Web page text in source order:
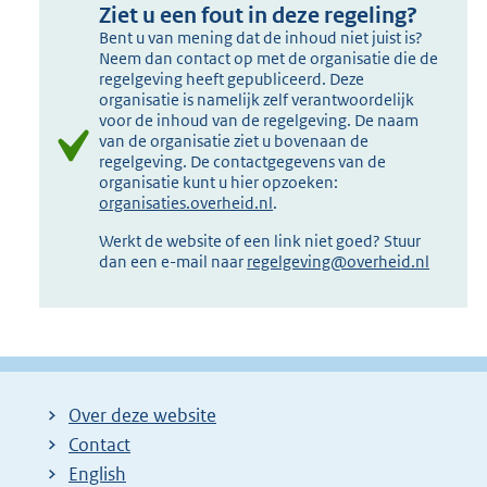
Ziet u een fout in deze regeling?
Bent u van mening dat de inhoud niet juist is?
Neem dan contact op met de organisatie die de
regelgeving heeft gepubliceerd. Deze
organisatie is namelijk zelf verantwoordelijk
voor de inhoud van de regelgeving. De naam
van de organisatie ziet u bovenaan de
regelgeving. De contactgegevens van de
organisatie kunt u hier opzoeken:
organisaties.overheid.nl.
Werkt de website of een link niet goed? Stuur
dan een e-mail naar regelgeving@overheid.nl
Over deze website
Contact
English